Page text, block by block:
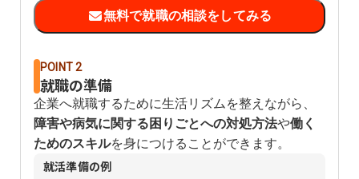
無料で就職の相談をしてみる
POINT 2
就職の準備
企業へ就職するために生活リズムを整えながら、
障害や病気に関する困りごとへの対処方法や働く
ためのスキルを身につけることができます。
就活準備の例